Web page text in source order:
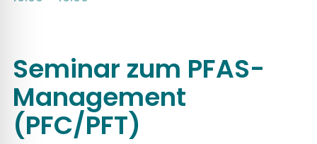
Seminar zum PFAS-
Management
(PFC/PFT)